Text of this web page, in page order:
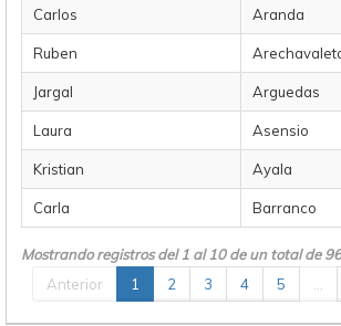
Carlos Aranda
Ruben
Jargal Arguedas
Laura Asensio
Kristian Ayala
Carla Barranco
Mostrando registros del 1 al 10 de un total de
Anterior
1 2 3 4 5